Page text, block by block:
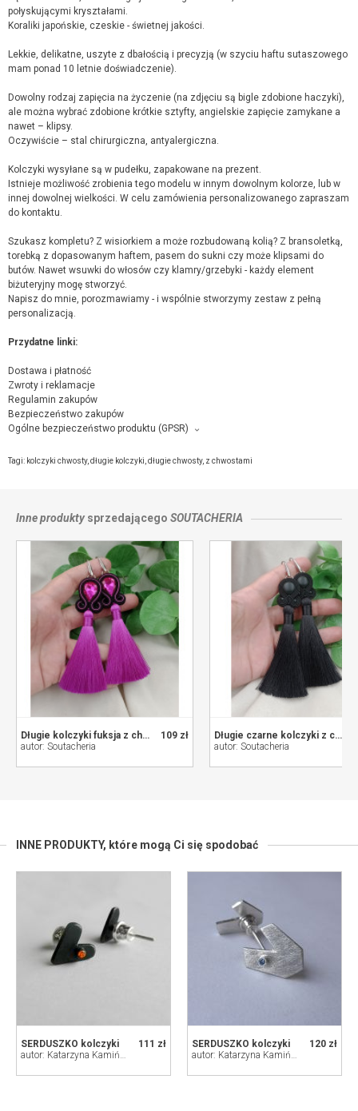
połyskującymi kryształami.
Koraliki japońskie, czeskie - świetnej jakości.
Lekkie, delikatne, uszyte z dbałością i precyzją (w szyciu haftu sutaszowego
mam ponad 10 letnie doświadczenie).
Dowolny rodzaj zapięcia na życzenie (na zdjęciu są bigle zdobione haczyki),
ale można wybrać zdobione krótkie sztyfty, angielskie zapięcie zamykane a
nawet – klipsy.
Oczywiście – stal chirurgiczna, antyalergiczna.
Kolczyki wysyłane są w pudełku, zapakowane na prezent.
Istnieje możliwość zrobienia tego modelu w innym dowolnym kolorze, lub w
innej dowolnej wielkości. W celu zamówienia personalizowanego zapraszam
do kontaktu.
Szukasz kompletu? Z wisiorkiem a może rozbudowaną kolią? Z bransoletką,
torebką z dopasowanym haftem, pasem do sukni czy może klipsami do
butów. Nawet wsuwki do włosów czy klamry/grzebyki - każdy element
biżuteryjny mogę stworzyć.
Napisz do mnie, porozmawiamy - i wspólnie stworzymy zestaw z pełną
personalizacją.
Przydatne linki:
Dostawa i płatność
Zwroty i reklamacje
Regulamin zakupów
Bezpieczeństwo zakupów
Ogólne bezpieczeństwo produktu (GPSR)
Maja Załęska-Woźniak, Niepodległości 3/25, Pruszcz Gdański,
sprzedającym
Tagi: kolczyki chwosty, długie kolczyki długie chwosty, z chwostami
Inne produktysprzedającego SOUTACHERIA
109 zł
Długie kolczyki fuksja z chwostami, chwosty klipsy sztyfty soutache sutasz
autor: Soutacheria
Długie czarne kolczyki z chwostami, chwosty klipsy sztyfty soutache sutasz z onyksem
autor: Soutacheria
INNE PRODUKTY, które mogą Ci się spodobać
111 zł
SERDUSZKO kolczyki
autor: Katarzyna Kamińska - ART
120 zł
SERDUSZKO kolczyki
autor: Katarzyna Kamińska - ART